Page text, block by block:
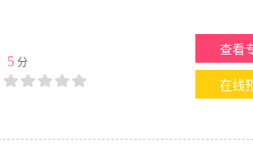
5 分
查看
在线